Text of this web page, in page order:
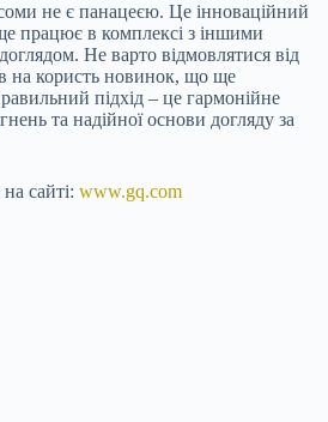
не є панацеєю. Це інноваційний
працює в комплексі з іншими
Не варто відмовлятися від
на користь новинок, що ще
підхід – це гармонійне
та надійної основи догляду за
сайті: www.gq.com